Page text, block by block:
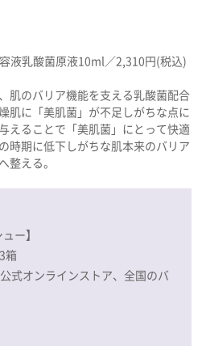
液乳酸菌原液10ml／2,310円(税込)
肌のバリア機能を支える乳酸菌配合
肌に「美肌菌」が不足しがちな点に
えることで「美肌菌」にとって快適
時期に低下しがちな肌本来のバリア
整える。
ー】
箱
式オンラインストア、全国のバ